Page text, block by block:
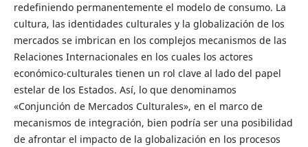
redefiniendo permanentemente el modelo de consumo. La
cultura, las identidades culturales y la globalización de los
mercados se imbrican en los complejos mecanismos de las
Relaciones Internacionales en los cuales los actores
económico-culturales tienen un rol clave al lado del papel
estelar de los Estados. Así, lo que denominamos
«Conjunción de Mercados Culturales», en el marco de
mecanismos de integración, bien podría ser una posibilidad
de afrontar el impacto de la globalización en los procesos